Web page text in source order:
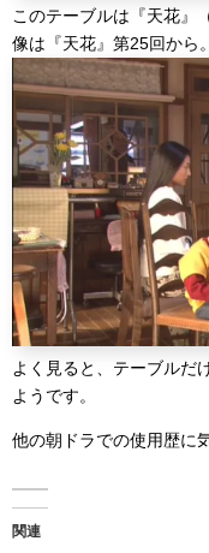
このテーブルは『天花』
像は『天花』第25回から。
よく見ると、テーブルだ
ようです。
他の朝ドラでの使用歴に
関連